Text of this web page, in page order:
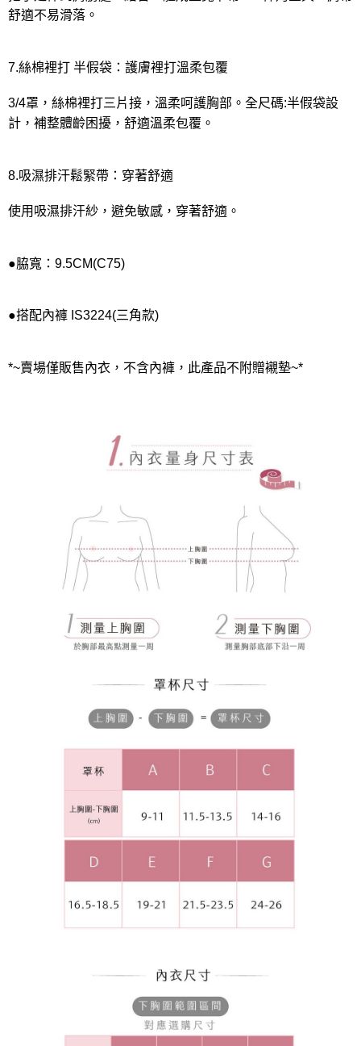
舒適不易滑落。
7.絲棉裡打 半假袋：護膚裡打溫柔包覆
3/4罩，絲棉裡打三片接，溫柔呵護胸部。全尺碼:半假袋設
計，補整體齡困擾，舒適溫柔包覆。
8.吸濕排汗鬆緊帶：穿著舒適
使用吸濕排汗紗，避免敏感，穿著舒適。
●脇寬：9.5CM(C75)
●搭配內褲 IS3224(三角款)
*~賣場僅販售內衣，不含內褲，此產品不附贈襯墊~*